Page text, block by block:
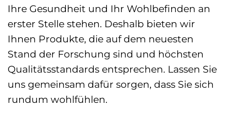
Ihre Gesundheit und Ihr Wohlbefinden an
erster Stelle stehen. Deshalb bieten wir
Ihnen Produkte, die auf dem neuesten
Stand der Forschung sind und höchsten
Qualitätsstandards entsprechen. Lassen Sie
uns gemeinsam dafür sorgen, dass Sie sich
rundum wohlfühlen.